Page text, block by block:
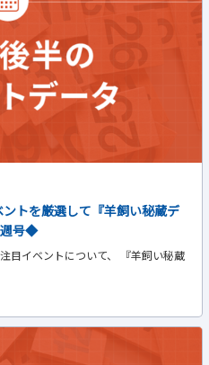
ントを厳選して『羊飼い秘蔵デ
週号◆
目イベントについて、 『羊飼い秘蔵